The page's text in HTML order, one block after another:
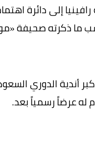
إلى دائرة
ما ذكرته صحيفة
أندية الدوري
له عرضاً رسمياً بعد.